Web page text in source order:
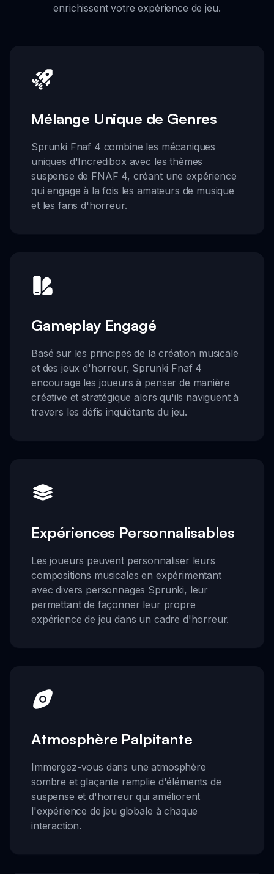
enrichissent votre expérience de jeu.
Mélange Unique de Genres
Sprunki Fnaf 4 combine les mécaniques
uniques d'Incredibox avec les thèmes
suspense de FNAF 4, créant une expérience
qui engage à la fois les amateurs de musique
et les fans d'horreur.
Gameplay Engagé
Basé sur les principes de la création musicale
et des jeux d'horreur, Sprunki Fnaf 4
encourage les joueurs à penser de manière
créative et stratégique alors qu'ils naviguent à
travers les défis inquiétants du jeu.
Expériences Personnalisables
Les joueurs peuvent personnaliser leurs
compositions musicales en expérimentant
avec divers personnages Sprunki, leur
permettant de façonner leur propre
expérience de jeu dans un cadre d'horreur.
Atmosphère Palpitante
Immergez-vous dans une atmosphère
sombre et glaçante remplie d'éléments de
suspense et d'horreur qui améliorent
l'expérience de jeu globale à chaque
interaction.